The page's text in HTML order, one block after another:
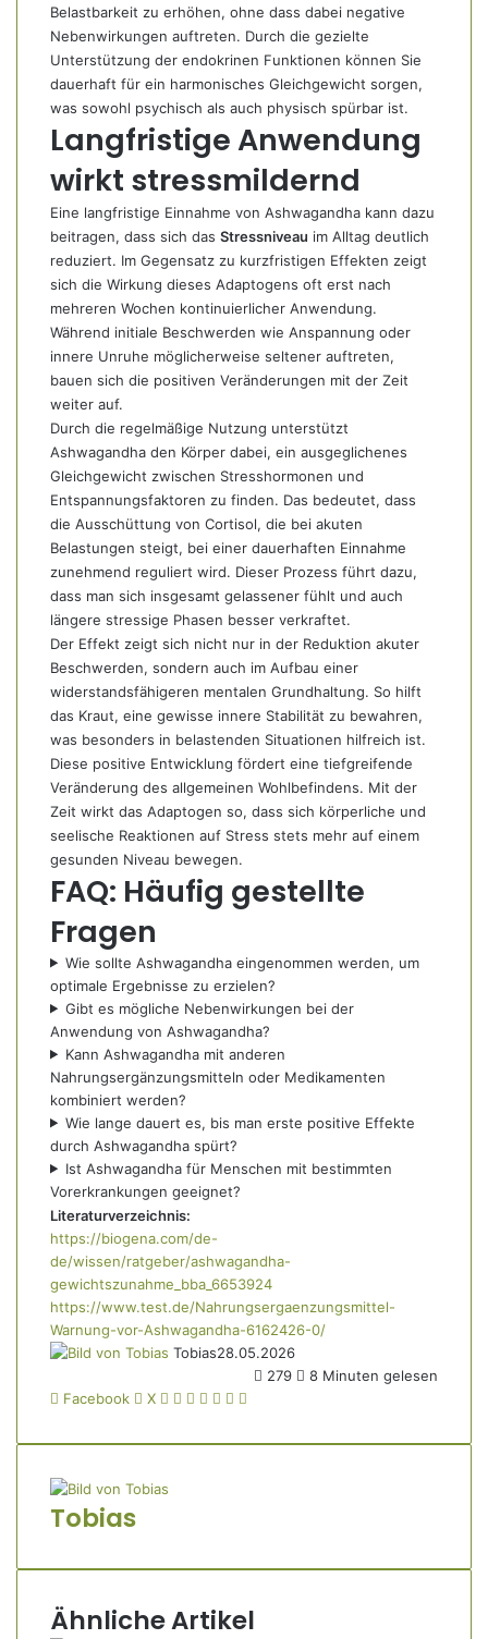
Belastbarkeit zu erhöhen, ohne dass dabei negative
Nebenwirkungen auftreten. Durch die gezielte
Unterstützung der endokrinen Funktionen können Sie
dauerhaft für ein harmonisches Gleichgewicht sorgen,
was sowohl psychisch als auch physisch spürbar ist.
Langfristige Anwendung
wirkt stressmildernd
Eine langfristige Einnahme von Ashwagandha kann dazu
beitragen, dass sich das Stressniveau im Alltag deutlich
reduziert. Im Gegensatz zu kurzfristigen Effekten zeigt
sich die Wirkung dieses Adaptogens oft erst nach
mehreren Wochen kontinuierlicher Anwendung.
Während initiale Beschwerden wie Anspannung oder
innere Unruhe möglicherweise seltener auftreten,
bauen sich die positiven Veränderungen mit der Zeit
weiter auf.
Durch die regelmäßige Nutzung unterstützt
Ashwagandha den Körper dabei, ein ausgeglichenes
Gleichgewicht zwischen Stresshormonen und
Entspannungsfaktoren zu finden. Das bedeutet, dass
die Ausschüttung von Cortisol, die bei akuten
Belastungen steigt, bei einer dauerhaften Einnahme
zunehmend reguliert wird. Dieser Prozess führt dazu,
dass man sich insgesamt gelassener fühlt und auch
längere stressige Phasen besser verkraftet.
Der Effekt zeigt sich nicht nur in der Reduktion akuter
Beschwerden, sondern auch im Aufbau einer
widerstandsfähigeren mentalen Grundhaltung. So hilft
das Kraut, eine gewisse innere Stabilität zu bewahren,
was besonders in belastenden Situationen hilfreich ist.
Diese positive Entwicklung fördert eine tiefgreifende
Veränderung des allgemeinen Wohlbefindens. Mit der
Zeit wirkt das Adaptogen so, dass sich körperliche und
seelische Reaktionen auf Stress stets mehr auf einem
gesunden Niveau bewegen.
FAQ: Häufig gestellte
Fragen
Wie sollte Ashwagandha eingenommen werden, um
optimale Ergebnisse zu erzielen?
Gibt es mögliche Nebenwirkungen bei der
Anwendung von Ashwagandha?
Kann Ashwagandha mit anderen
Nahrungsergänzungsmitteln oder Medikamenten
kombiniert werden?
Wie lange dauert es, bis man erste positive Effekte
durch Ashwagandha spürt?
Ist Ashwagandha für Menschen mit bestimmten
Vorerkrankungen geeignet?
Literaturverzeichnis:
https://biogena.com/de-
de/wissen/ratgeber/ashwagandha-
gewichtszunahme_bba_6653924
https://www.test.de/Nahrungsergaenzungsmittel-
Warnung-vor-Ashwagandha-6162426-0/
Tobias28.05.2026
279
8 Minuten gelesen
Facebook
X LinkedIn
Tumblr
Pinterest
Reddit
VKontakte
Teile
E-
Tobias
Ähnliche Artikel